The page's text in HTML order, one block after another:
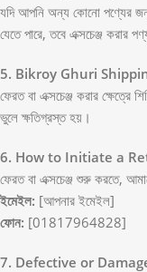
যদি আপনি অন্য কোনো পণ্যের
যেতে পারে, তবে এক্সচেঞ্জ করার
5. Bikroy Ghuri
ফেরত বা এক্সচেঞ্জ করার ক্ষেত্রে
ভুলে ক্ষতিগ্রস্ত হয়।
6. How to Initiate a
ফেরত বা এক্সচেঞ্জ শুরু করতে,
ইমেইল: [আপনার ইমেইল]
ফোন: [01817964828]
7. Defective or